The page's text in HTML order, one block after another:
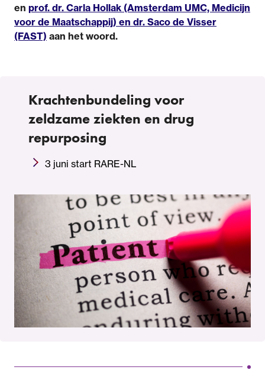
en prof. dr. Carla Hollak (Amsterdam UMC, Medicijn
voor de Maatschappij) en dr. Saco de Visser
(FAST) aan het woord.
Krachtenbundeling voor
zeldzame ziekten en drug
repurposing
3 juni start RARE-NL